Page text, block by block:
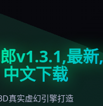
v1.3.1,最
中文下载
真实虚幻引擎打造